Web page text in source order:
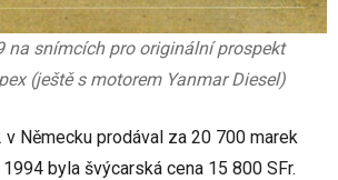
na snímcích pro originální prospekt
(ještě s motorem Yanmar Diesel)
Německu prodával za 20 700 marek
byla švýcarská cena 15 800 SFr.